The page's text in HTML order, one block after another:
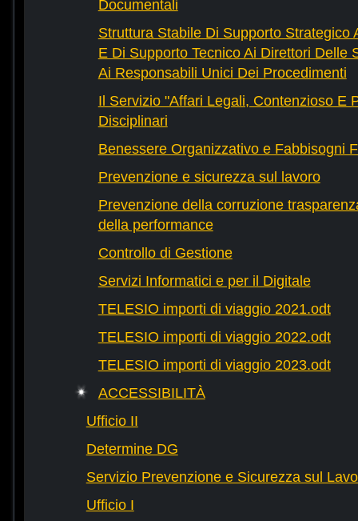
Documentali
Struttura Stabile Di Supporto Strategico
E Di Supporto Tecnico Ai Direttori Delle
Ai Responsabili Unici Dei Procedimenti
Il Servizio "Affari Legali, Contenzioso E
Disciplinari
Benessere Organizzativo e Fabbisogni
Prevenzione e sicurezza sul lavoro
Prevenzione della corruzione
della performance
Controllo di Gestione
Servizi Informatici e per il Digitale
TELESIO importi di viaggio 2021.odt
TELESIO importi di viaggio 2022.odt
TELESIO importi di viaggio 2023.odt
ACCESSIBILITÀ
Ufficio II
Determine DG
Servizio Prevenzione e Sicurezza sul
Ufficio I